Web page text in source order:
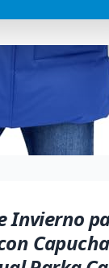
Invierno